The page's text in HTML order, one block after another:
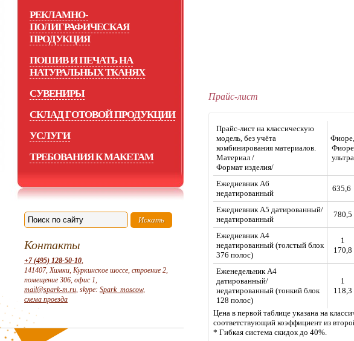
РЕКЛАМНО-
ПОЛИГРАФИЧЕСКАЯ
ПРОДУКЦИЯ
ПОШИВ И ПЕЧАТЬ НА
НАТУРАЛЬНЫХ ТКАНЯХ
СУВЕНИРЫ
СКЛАД ГОТОВОЙ ПРОДУКЦИИ
УСЛУГИ
ТРЕБОВАНИЯ К МАКЕТАМ
Контакты
+7 (495) 128-50-10,
141407, Химки, Куркинское шоссе, строение 2,
помещение 306, офис 1,
mail@spark-m.ru, skype: Spark_moscow,
схема проезда
Прайс-лист
Прайс-лист на классическую
модель, без учёта
комбинирования материалов.
Материал /
Формат изделия/
Фиоре,
Фиоре
ультра
Ежедневник А6
недатированный
635,6
Ежедневник А5 датированный/
недатированный
780,5
Ежедневник А4
недатированный (толстый блок
376 полос)
1
170,8
Еженедельник А4
датированный/
недатированный (тонкий блок
128 полос)
1
118,3
Цена в первой таблице указана на
соответствующий коэффициент из
* Гибкая система скидок до 40%.